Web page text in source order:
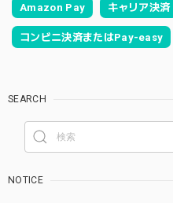
Amazon Pay キャリア決済
コンビニ決済またはPay-easy
SEARCH
NOTICE